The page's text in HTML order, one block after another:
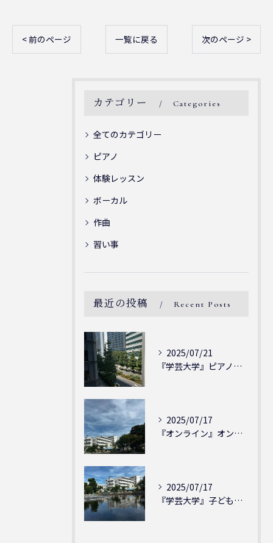
< 前のページ 一覧に戻る 次のページ >
カテゴリー Categories
全てのカテゴリー
ピアノ
体験レッスン
ボーカル
作曲
習い事
最近の投稿 Recent Posts
2025/07/21
『学芸大学』ピアノを弾ける喜び - シェリー・アーツ音楽教室...
2025/07/17
『オンライン』オンラインの会員様大募集中！シェリー・アーツ音...
2025/07/17
『学芸大学』子どもには子どもの表現が大切！シェリー・アーツ音...